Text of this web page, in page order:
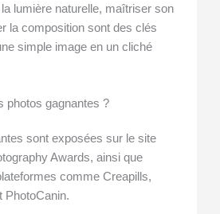
lumière naturelle, maîtriser son
la composition sont des clés
simple image en un cliché
photos gagnantes ?
sont exposées sur le site
Awards, ainsi que
comme Creapills,
PhotoCanin.